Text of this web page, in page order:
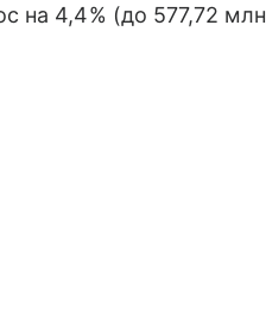
на 4,4% (до 577,72 млн